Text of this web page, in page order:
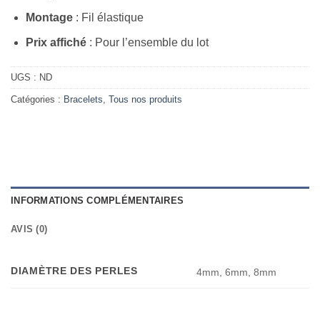
Montage: Fil élastique
Prix affiché: Pour l’ensemble du lot
UGS : ND
Catégories : Bracelets Tous nos produits
INFORMATIONS COMPLÉMENTAIRES
AVIS (0)
DIAMÈTRE DES PERLES 4mm, 6mm, 8mm